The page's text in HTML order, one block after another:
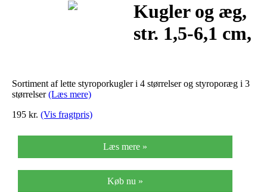
Kugler og æg,
str. 1,5-6,1 cm,
550stk.
Sortiment af lette styroporkugler i 4 størrelser og styroporæg i 3
størrelser(Læs mere)
195 kr. (Vis fragtpris)
Læs mere »
Køb nu »